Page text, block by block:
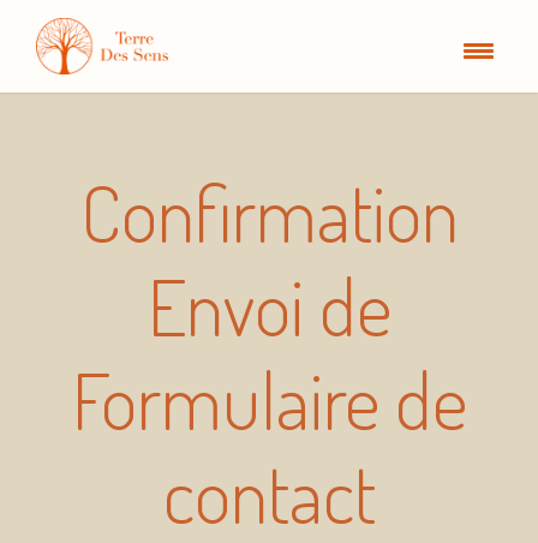
Confirmation
Envoi de
Formulaire de
contact